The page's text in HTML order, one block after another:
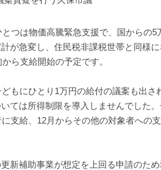
つは物価高騰緊急支援で、国からの5
が急変し、住民税非課税世帯と同様
ら支給開始の予定です。
もにひとり1万円の給付の議案も出さ
ては所得制限を導入しませんでした
支給、12月からその他の対象者への
新補助事業が想定を上回る申請のた